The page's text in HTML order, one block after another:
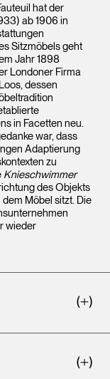
hat der
ab 1906 in
Sitzmöbels geht
Jahr 1898
Londoner Firma
dessen
in Facetten neu.
war, dass
Adaptierung
zu
Knieschwimmer
des Objekts
Möbel sitzt. Die
wieder